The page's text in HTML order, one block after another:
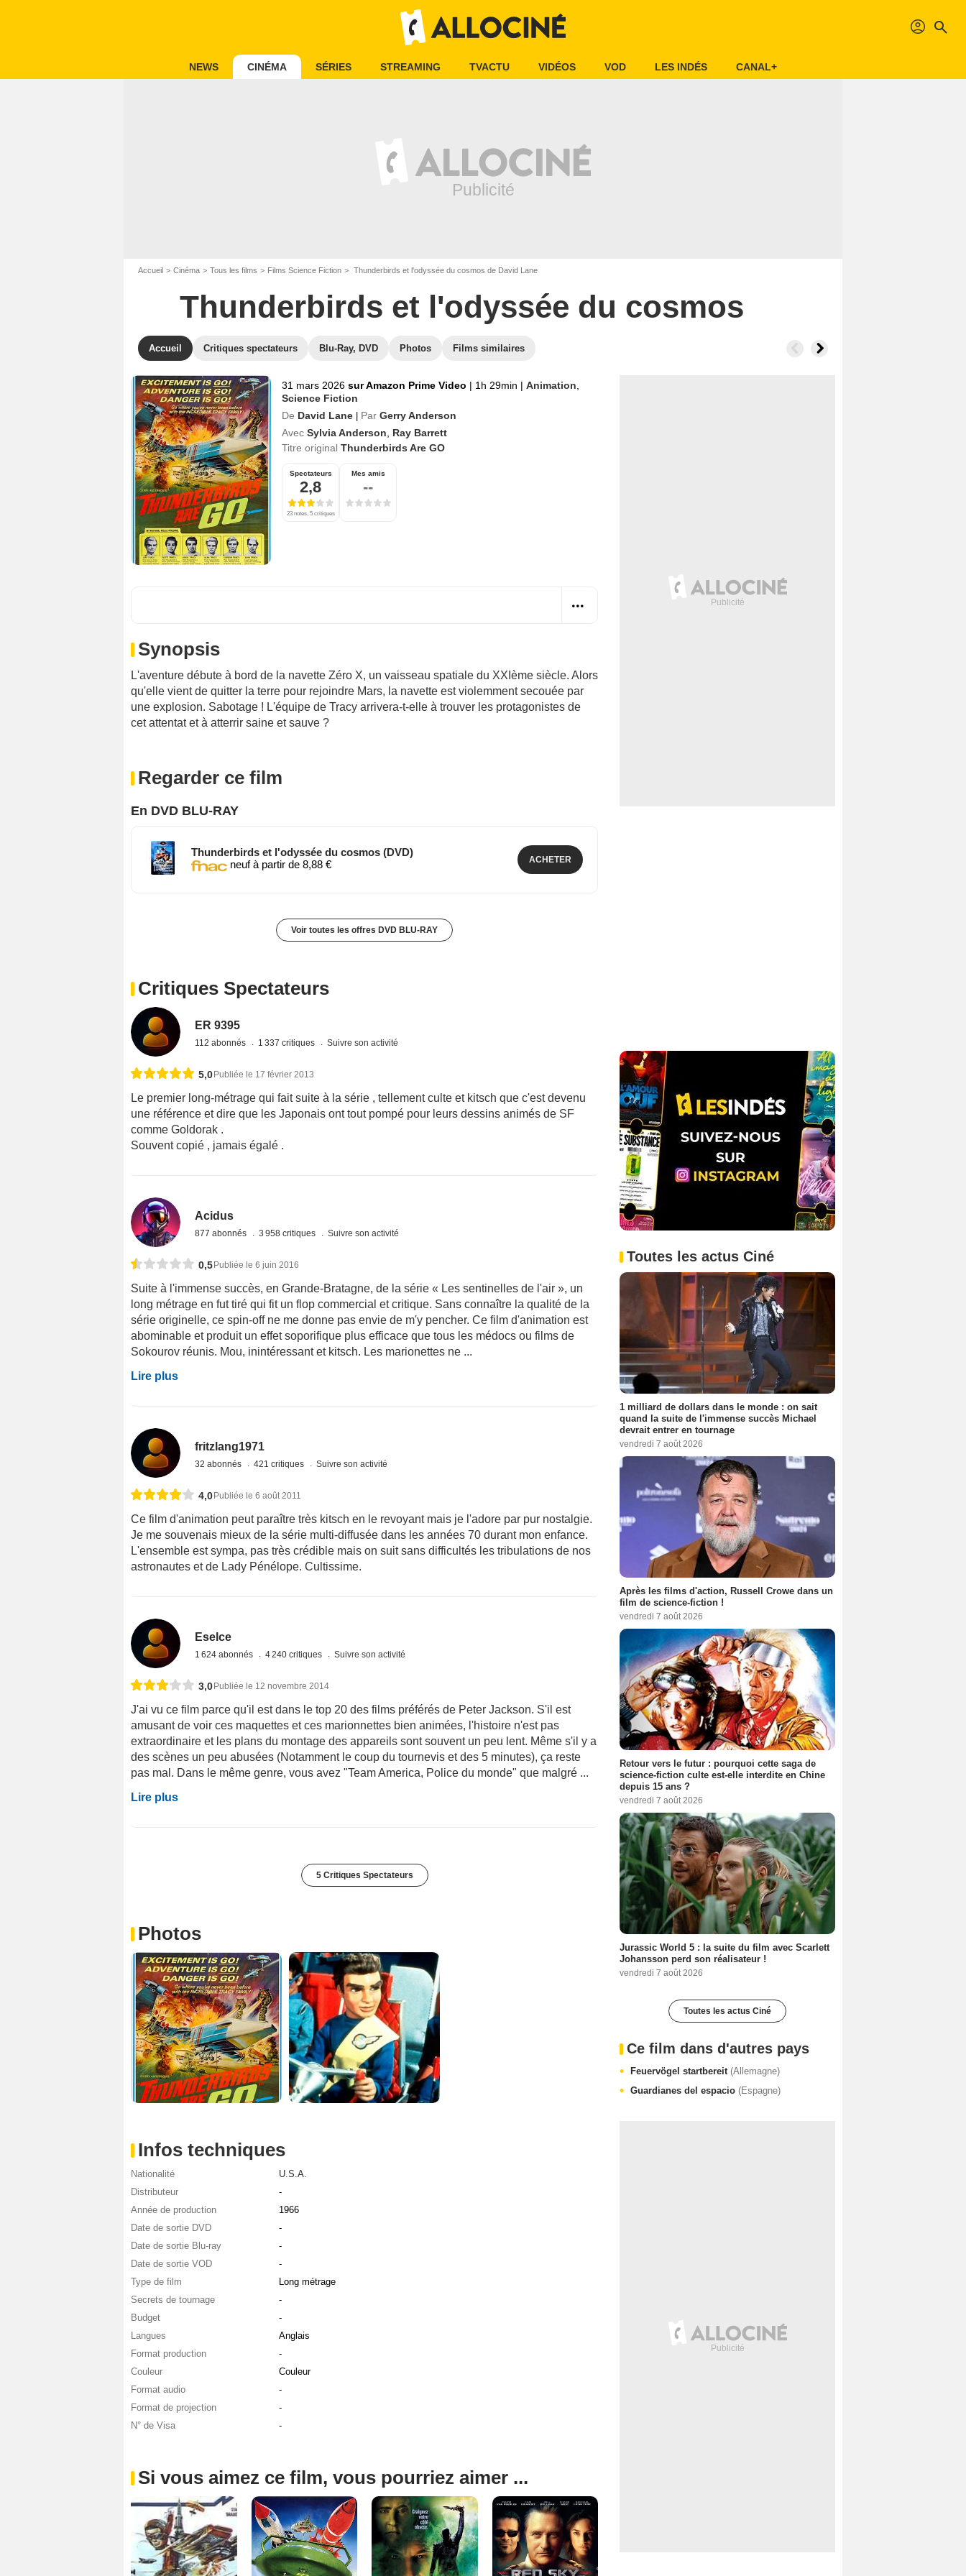
profil search
NEWS CINÉMA SÉRIES STREAMING TVACTU VIDÉOS VOD LES INDÉS CANAL+
Accueil Cinéma Tous les films Films Science Fiction Thunderbirds et l'odyssée du cosmos de David Lane
Thunderbirds et l'odyssée du cosmos
Accueil Critiques spectateurs Blu-Ray, DVD Photos Films similaires
31 mars 2026 sur Amazon Prime Video | 1h 29min | Animation
Science Fiction
De David Lane Par Gerry Anderson
Avec Sylvia Anderson
Ray Barrett
Titre original Thunderbirds Are GO
Spectateurs
2,8
23 notes, 5 critiques
Mes amis
--
Synopsis
L'aventure débute à bord de la navette Zéro X, un vaisseau spatiale du XXIème siècle. Alors
qu'elle vient de quitter la terre pour rejoindre Mars, la navette est violemment secouée par
une explosion. Sabotage ! L'équipe de Tracy arrivera-t-elle à trouver les protagonistes de
cet attentat et à atterrir saine et sauve ?
Regarder ce film
En DVD BLU-RAY
Thunderbirds et l'odyssée du cosmos (DVD)
neuf à partir de 8,88 €
ACHETER
Voir toutes les offres DVD BLU-RAY
Critiques Spectateurs
ER 9395
112 abonnés 1 337 critiques Suivre son activité
5,0 Publiée le 17 février 2013
Le premier long-métrage qui fait suite à la série , tellement culte et kitsch que c'est devenu
une référence et dire que les Japonais ont tout pompé pour leurs dessins animés de SF
comme Goldorak .
Souvent copié , jamais égalé .
Acidus
877 abonnés 3 958 critiques Suivre son activité
0,5 Publiée le 6 juin 2016
Suite à l'immense succès, en Grande-Bratagne, de la série « Les sentinelles de l'air », un
long métrage en fut tiré qui fit un flop commercial et critique. Sans connaître la qualité de la
série originelle, ce spin-off ne me donne pas envie de m'y pencher. Ce film d'animation est
abominable et produit un effet soporifique plus efficace que tous les médocs ou films de
Sokourov réunis. Mou, inintéressant et kitsch. Les marionettes ne ...
Lire plus
fritzlang1971
32 abonnés 421 critiques Suivre son activité
4,0 Publiée le 6 août 2011
Ce film d'animation peut paraître très kitsch en le revoyant mais je l'adore par pur nostalgie.
Je me souvenais mieux de la série multi-diffusée dans les années 70 durant mon enfance.
L'ensemble est sympa, pas très crédible mais on suit sans difficultés les tribulations de nos
astronautes et de Lady Pénélope. Cultissime.
Eselce
1 624 abonnés 4 240 critiques Suivre son activité
3,0 Publiée le 12 novembre 2014
J'ai vu ce film parce qu'il est dans le top 20 des films préférés de Peter Jackson. S'il est
amusant de voir ces maquettes et ces marionnettes bien animées, l'histoire n'est pas
extraordinaire et les plans du montage des appareils sont souvent un peu lent. Même s'il y a
des scènes un peu abusées (Notamment le coup du tournevis et des 5 minutes), ça reste
pas mal. Dans le même genre, vous avez "Team America, Police du monde" que malgré ...
Lire plus
5 Critiques Spectateurs
Photos
Infos techniques
Nationalité
U.S.A.
Distributeur
-
Année de production
1966
Date de sortie DVD
-
Date de sortie Blu-ray
-
Date de sortie VOD
-
Type de film
Long métrage
Secrets de tournage
-
Budget
-
Langues
Anglais
Format production
-
Couleur
Couleur
Format audio
-
Format de projection
-
N° de Visa
-
Si vous aimez ce film, vous pourriez aimer ...
Toutes les actus Ciné
1 milliard de dollars dans le monde : on sait
quand la suite de l'immense succès Michael
devrait entrer en tournage
vendredi 7 août 2026
Après les films d'action, Russell Crowe dans un
film de science-fiction !
vendredi 7 août 2026
Retour vers le futur : pourquoi cette saga de
science-fiction culte est-elle interdite en Chine
depuis 15 ans ?
vendredi 7 août 2026
Jurassic World 5 : la suite du film avec Scarlett
Johansson perd son réalisateur !
vendredi 7 août 2026
Toutes les actus Ciné
Ce film dans d'autres pays
Feuervögel startbereit (Allemagne)
Guardianes del espacio (Espagne)